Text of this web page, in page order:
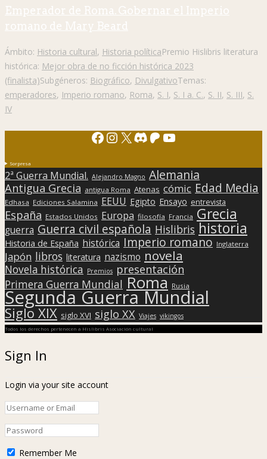
Emperador de Roma. Gobernar el Imperio
romano de Mary Beard
Ámbito: Historia cultural, Historia políticaPremio Hislibris literatura
histórica: Mejor obra de no ficción histórica 2023
(finalista)Subgéneros: Biográfico, DivulgativoTemas:
emperadores, Imperio romano, Roma, S. I, S. I a. C., S. II, S. III, S.
IV
Facebook
Instagram
X Discord
Patreon
YouTube
Sorpresa
2ª Guerra Mundial. Alejandro Magno Alemania
Antigua Grecia antigua Roma Atenas cómic Edad Media
Edhasa Ediciones Salamina EEUU Egipto Ensayo entrevista
España Estados Unidos Europa filosofía Francia Grecia
guerra Guerra civil española Hislibris historia
Historia de España histórica Imperio romano Inglaterra
Japón libros literatura nazismo novela
Novela histórica Premios presentación
Primera Guerra Mundial Roma Rusia
Segunda Guerra Mundial
Siglo XIX siglo XVI siglo XX Viajes vikingos
Todos los derechos pertenecen a Hislibris Asociación cultural
Sign In
Login via your site account
Remember Me